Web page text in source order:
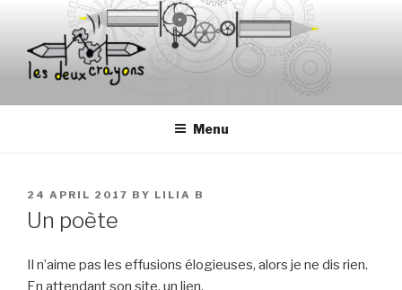
content
Menu
POSTED
ON
24 APRIL 2017 BY LILIA B
Un poète
Il n’aime pas les effusions élogieuses, alors je ne dis rien.
En attendant son site, un lien.